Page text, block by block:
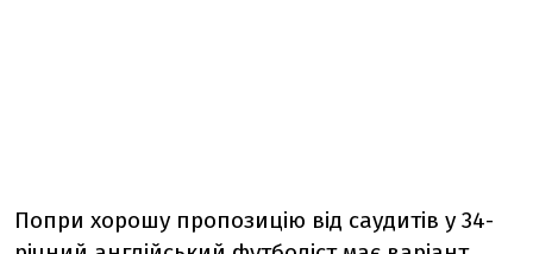
Попри хорошу пропозицію від саудитів у 34-